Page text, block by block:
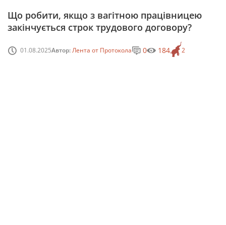
Що робити, якщо з вагітною працівницею
закінчується строк трудового договору?
01.08.2025Автор:Лента от Протокола 2
0 184